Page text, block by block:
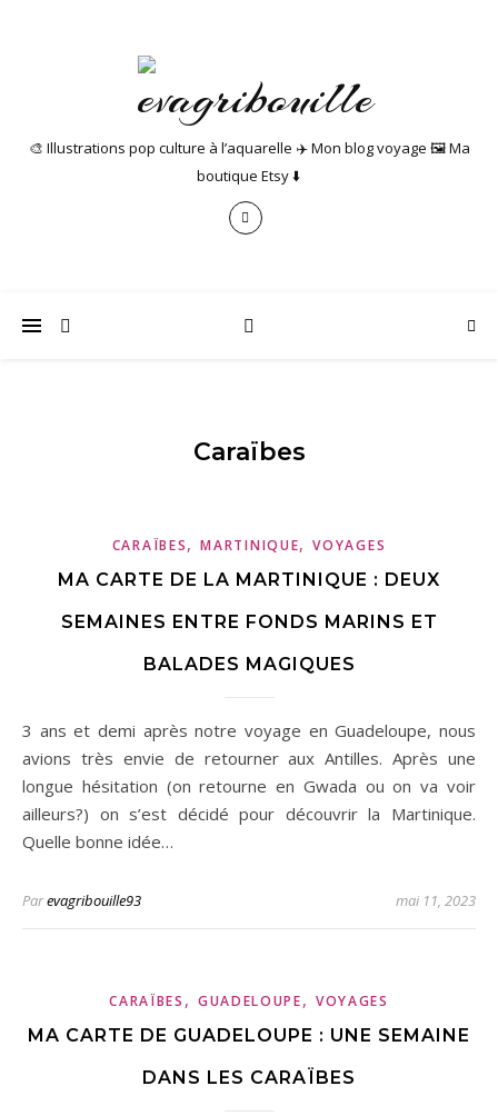
🎨 Illustrations pop culture à l’aquarelle ✈️ Mon blog voyage 🖼️ Ma
boutique Etsy ⬇️
Caraïbes
CARAÏBES,MARTINIQUE,VOYAGES
MA CARTE DE LA MARTINIQUE : DEUX
SEMAINES ENTRE FONDS MARINS ET
BALADES MAGIQUES
3 ans et demi après notre voyage en Guadeloupe, nous
avions très envie de retourner aux Antilles. Après une
longue hésitation (on retourne en Gwada ou on va voir
ailleurs?) on s’est décidé pour découvrir la Martinique.
Quelle bonne idée…
Parevagribouille93 mai 11, 2023
CARAÏBES , GUADELOUPE, VOYAGES
MA CARTE DE GUADELOUPE : UNE SEMAINE
DANS LES CARAÏBES